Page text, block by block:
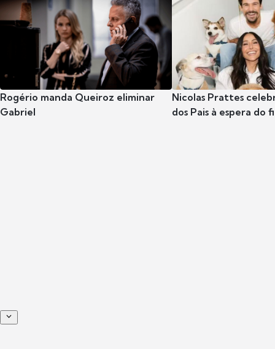
Rogério manda Queiroz eliminar
Gabriel
Nicolas Prattes
dos Pais à espera do